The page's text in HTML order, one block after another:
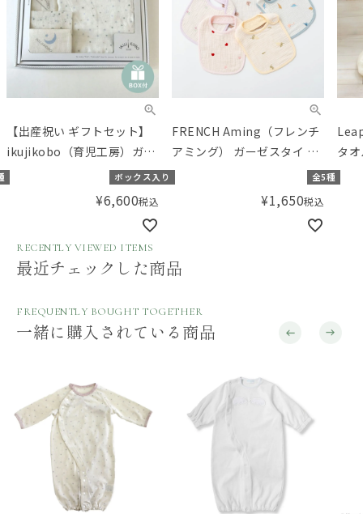
【出産祝い ギフトセット】
ikujikobo（育児工房）ガー
ゼ オーガニックギフト ブル
／Amingオリジナルセット
ボックス入り
¥6,600税込
FRENCH Aming（フレンチ
アミング） ガーゼスタイ 刺
繍
全5種
¥1,650税込
タ
ル
RECENTLY VIEWED ITEMS
最近チェックした商品
FREQUENTLY BOUGHT TOGETHER
一緒に購入されている商品